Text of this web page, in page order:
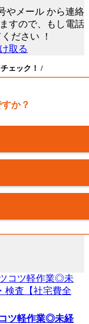
やメール から連絡
すので、もし電話
ださい ！
ェック！ /
か？
ツ軽作業◎未経